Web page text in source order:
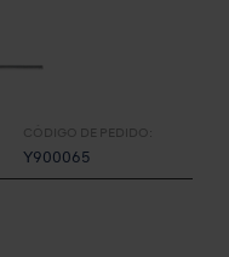
CÓDIGO DE PEDIDO:
Y900065